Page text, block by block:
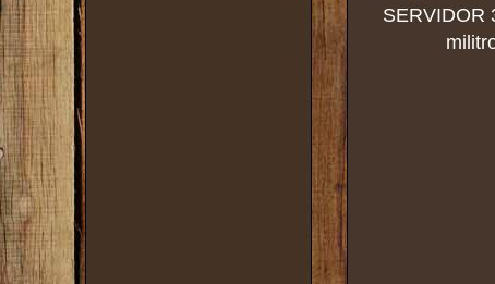
SERVIDOR